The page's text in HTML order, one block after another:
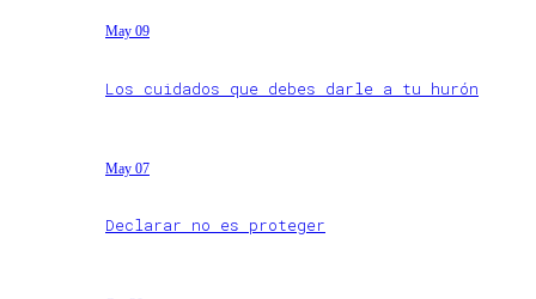
May 09
Los cuidados que debes darle a tu hurón
May 07
Declarar no es proteger